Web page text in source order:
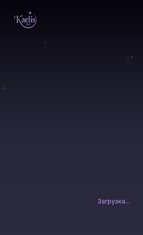
Загрузка...